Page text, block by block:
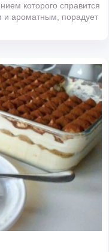
которого справится
и ароматным, порадует